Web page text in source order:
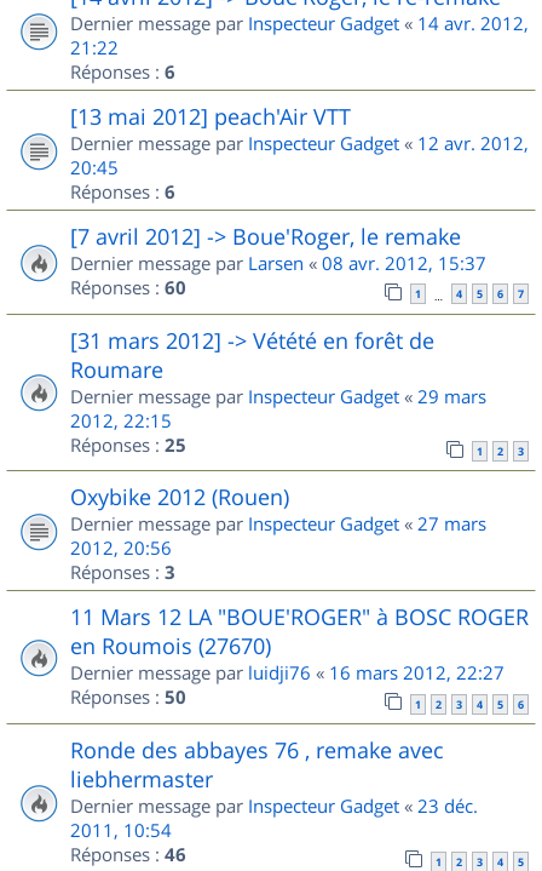
Dernier message par Inspecteur Gadget « 14 avr. 2012,
21:22
Réponses : 6
[13 mai 2012] peach'Air VTT
Dernier message par Inspecteur Gadget « 12 avr. 2012,
20:45
Réponses : 6
[7 avril 2012] -> Boue'Roger, le remake
Dernier message par Larsen « 08 avr. 2012, 15:37
Réponses : 60 1 … 4 5 6 7
[31 mars 2012] -> Vétété en forêt de
Roumare
Dernier message par Inspecteur Gadget « 29 mars
2012, 22:15
Réponses : 25 1 2 3
Oxybike 2012 (Rouen)
Dernier message par Inspecteur Gadget « 27 mars
2012, 20:56
Réponses : 3
11 Mars 12 LA "BOUE'ROGER" à BOSC ROGER
en Roumois (27670)
Dernier message par luidji76 « 16 mars 2012, 22:27
Réponses : 50 1 2 3 4 5 6
Ronde des abbayes 76 , remake avec
liebhermaster
Dernier message par Inspecteur Gadget « 23 déc.
2011, 10:54
Réponses : 46 1 2 3 4 5